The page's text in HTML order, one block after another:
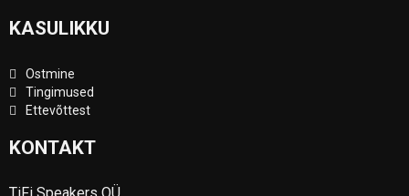
KASULIKKU
Ostmine
Tingimused
Ettevõttest
KONTAKT